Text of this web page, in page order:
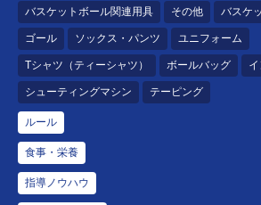
バスケットボール関連用具 その他 バスケ
ゴール ソックス・パンツ ユニフォーム
Tシャツ（ティーシャツ） ボールバッグ
シューティングマシン テーピング
ルール
食事・栄養
指導ノウハウ